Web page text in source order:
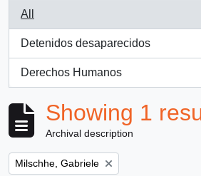
All
Detenidos desaparecidos
, 1 results
Derechos Humanos
, 1 results
Showing 1
Archival description
Remove filter:
Milschhe, Gabriele